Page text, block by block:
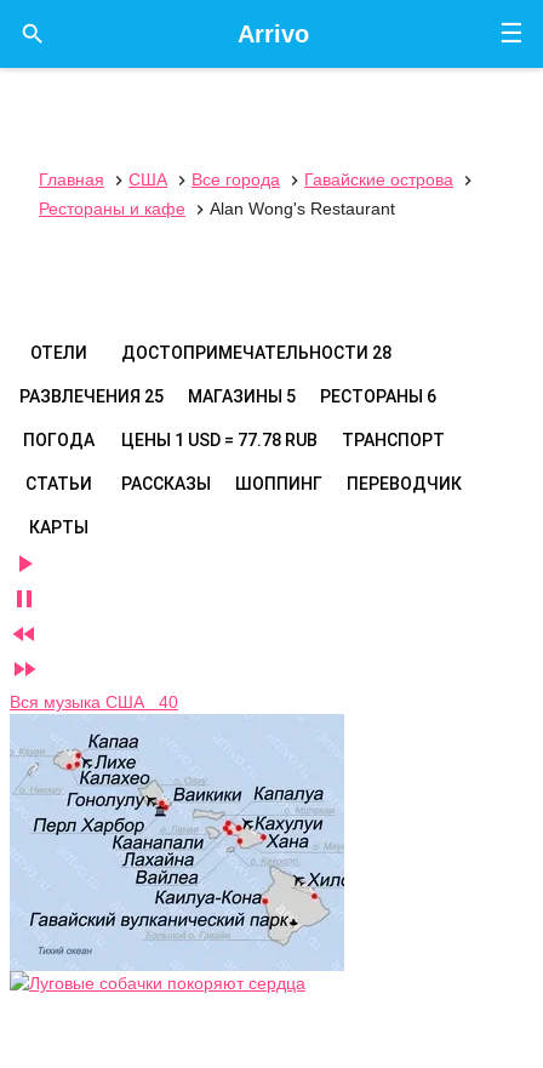
☰
Arrivo

Главная  США  Все города  Гавайские острова

Рестораны и кафе
 Alan Wong's Restaurant
ОТЕЛИ ДОСТОПРИМЕЧАТЕЛЬНОСТИ 28
РАЗВЛЕЧЕНИЯ 25 МАГАЗИНЫ 5 РЕСТОРАНЫ 6
ПОГОДА ЦЕНЫ 1 USD = 77.78 RUB ТРАНСПОРТ
СТАТЬИ РАССКАЗЫ ШОППИНГ ПЕРЕВОДЧИК
КАРТЫ




Вся музыка США 40